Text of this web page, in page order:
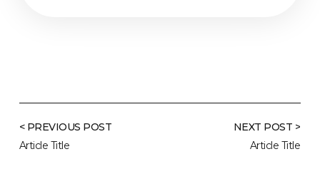
< PREVIOUS POST
Article Title
NEXT POST >
Article Title